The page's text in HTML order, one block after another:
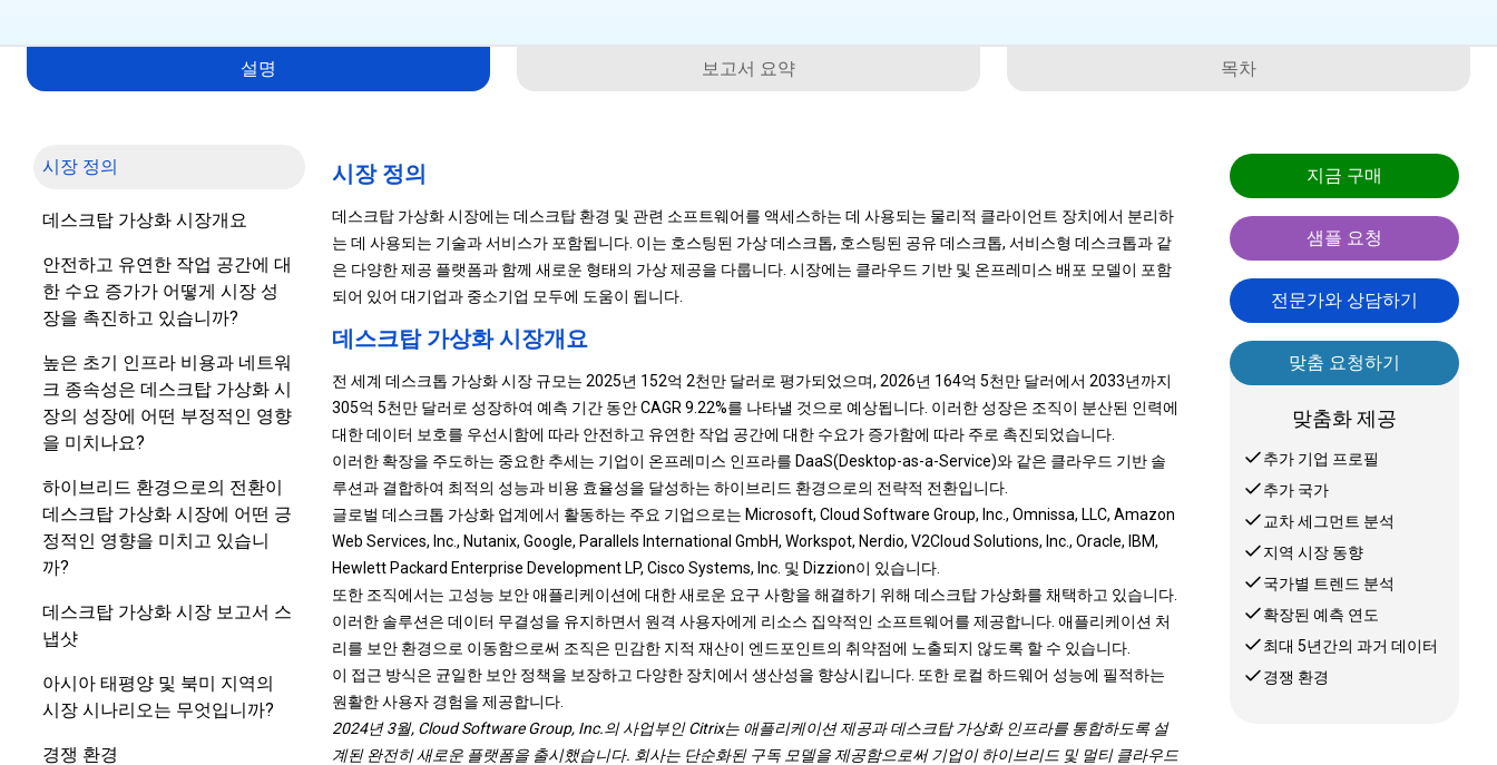
설명 보고서 요약 목차
시장 정의
데스크탑 가상화 시장개요
안전하고 유연한 작업 공간에 대
한 수요 증가가 어떻게 시장 성
장을 촉진하고 있습니까?
높은 초기 인프라 비용과 네트워
크 종속성은 데스크탑 가상화 시
장의 성장에 어떤 부정적인 영향
을 미치나요?
하이브리드 환경으로의 전환이
데스크탑 가상화 시장에 어떤 긍
정적인 영향을 미치고 있습니
까?
데스크탑 가상화 시장 보고서 스
냅샷
아시아 태평양 및 북미 지역의
시장 시나리오는 무엇입니까?
경쟁 환경
시장 정의
데스크탑 가상화 시장에는 데스크탑 환경 및 관련 소프트웨어를 액세스하는 데 사용되는 물리적 클라이언트 장치에서 분리하
는 데 사용되는 기술과 서비스가 포함됩니다. 이는 호스팅된 가상 데스크톱, 호스팅된 공유 데스크톱, 서비스형 데스크톱과 같
은 다양한 제공 플랫폼과 함께 새로운 형태의 가상 제공을 다룹니다. 시장에는 클라우드 기반 및 온프레미스 배포 모델이 포함
되어 있어 대기업과 중소기업 모두에 도움이 됩니다.
데스크탑 가상화 시장개요
전 세계 데스크톱 가상화 시장 규모는 2025년 152억 2천만 달러로 평가되었으며, 2026년 164억 5천만 달러에서 2033년까지
305억 5천만 달러로 성장하여 예측 기간 동안 CAGR 9.22%를 나타낼 것으로 예상됩니다. 이러한 성장은 조직이 분산된 인력에
대한 데이터 보호를 우선시함에 따라 안전하고 유연한 작업 공간에 대한 수요가 증가함에 따라 주로 촉진되었습니다.
이러한 확장을 주도하는 중요한 추세는 기업이 온프레미스 인프라를 DaaS(Desktop-as-a-Service)와 같은 클라우드 기반 솔
루션과 결합하여 최적의 성능과 비용 효율성을 달성하는 하이브리드 환경으로의 전략적 전환입니다.
글로벌 데스크톱 가상화 업계에서 활동하는 주요 기업으로는 Microsoft, Cloud Software Group, Inc., Omnissa, LLC, Amazon
Web Services, Inc., Nutanix, Google, Parallels International GmbH, Workspot, Nerdio, V2Cloud Solutions, Inc., Oracle, IBM,
Hewlett Packard Enterprise Development LP, Cisco Systems, Inc. 및 Dizzion이 있습니다.
또한 조직에서는 고성능 보안 애플리케이션에 대한 새로운 요구 사항을 해결하기 위해 데스크탑 가상화를 채택하고 있습니다.
이러한 솔루션은 데이터 무결성을 유지하면서 원격 사용자에게 리소스 집약적인 소프트웨어를 제공합니다. 애플리케이션 처
리를 보안 환경으로 이동함으로써 조직은 민감한 지적 재산이 엔드포인트의 취약점에 노출되지 않도록 할 수 있습니다.
이 접근 방식은 균일한 보안 정책을 보장하고 다양한 장치에서 생산성을 향상시킵니다. 또한 로컬 하드웨어 성능에 필적하는
원활한 사용자 경험을 제공합니다.
2024년 3월, Cloud Software Group, Inc.의 사업부인 Citrix는 애플리케이션 제공과 데스크탑 가상화 인프라를 통합하도록 설
계된 완전히 새로운 플랫폼을 출시했습니다. 회사는 단순화된 구독 모델을 제공함으로써 기업이 하이브리드 및 멀티 클라우드
지금 구매
샘플 요청
전문가와 상담하기
맞춤 요청하기
맞춤화 제공
추가 기업 프로필
추가 국가
교차 세그먼트 분석
지역 시장 동향
국가별 트렌드 분석
확장된 예측 연도
최대 5년간의 과거 데이터
경쟁 환경